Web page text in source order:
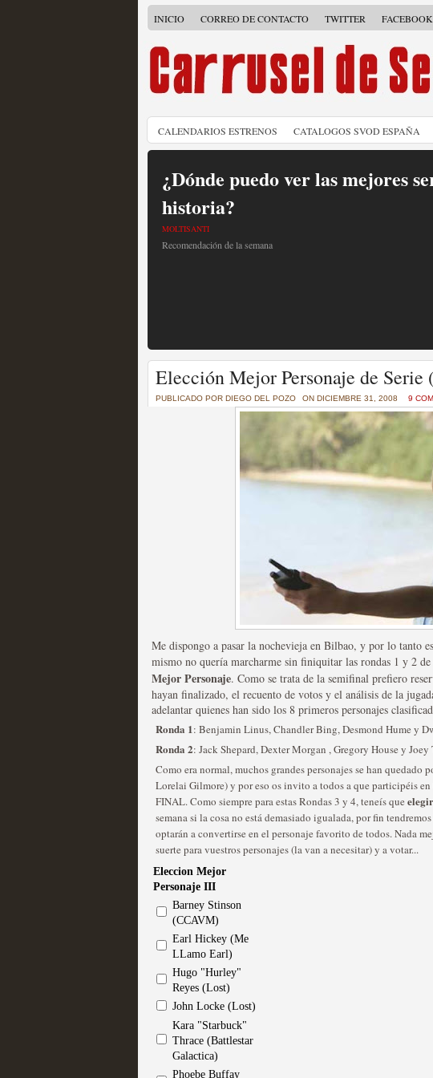
INICIO CORREO DE CONTACTO TWITTER FACEBOOK
CALENDARIOS ESTRENOS CATALOGOS SVOD ESPAÑA
¿Dónde puedo ver las mejores
historia?
MOLTISANTI
Recomendación de la semana
Un recorrido por todas las
of Thrones a través de sus
La burbuja de los jugadores de
Recomendación de la semana
Las series disponibles en las
tienen fecha de caducidad
MOLTISANTI
Recomendación de la semana
La barrera de las 500 series al
desde Silicon Valley
MOLTISANTI
Recomendación de la semana
Elección Mejor Personaje de Serie
PUBLICADO POR DIEGO DEL POZO ON DICIEMBRE 31, 2008 9
Me dispongo a pasar la nochevieja en Bilbao, y por lo tanto
mismo no quería marcharme sin finiquitar las rondas 1 y 2
Mejor Personaje. Como se trata de la semifinal prefiero
hayan finalizado, el recuento de votos y el análisis de la
adelantar quienes han sido los 8 primeros personajes
Ronda 1: Benjamin Linus, Chandler Bing, Desmond Hume y
Ronda 2: Jack Shepard, Dexter Morgan , Gregory House y
Como era normal, muchos grandes personajes se han quedado
Lorelai Gilmore) y por eso os invito a todos a que participéis en
FINAL. Como siempre para estas Rondas 3 y 4, teneís que
semana si la cosa no está demasiado igualada, por fin
optarán a convertirse en el personaje favorito de todos. Nada
suerte para vuestros personajes (la van a necesitar) y a votar...
Eleccion Mejor
Personaje III
Barney Stinson
(CCAVM)
Earl Hickey (Me
LLamo Earl)
Hugo "Hurley"
Reyes (Lost)
John Locke (Lost)
Kara "Starbuck"
Thrace (Battlestar
Galactica)
Phoebe Buffay